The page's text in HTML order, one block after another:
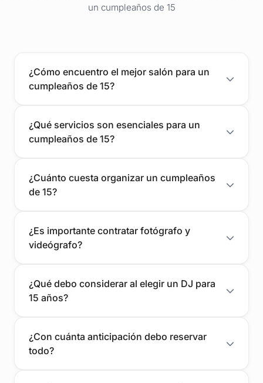
un cumpleaños de 15
¿Cómo encuentro el mejor salón para un
cumpleaños de 15?
¿Qué servicios son esenciales para un
cumpleaños de 15?
¿Cuánto cuesta organizar un cumpleaños
de 15?
¿Es importante contratar fotógrafo y
videógrafo?
¿Qué debo considerar al elegir un DJ para
15 años?
¿Con cuánta anticipación debo reservar
todo?